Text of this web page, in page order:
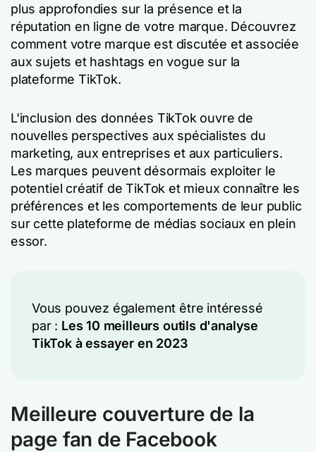
plus approfondies sur la présence et la
réputation en ligne de votre marque. Découvrez
comment votre marque est discutée et associée
aux sujets et hashtags en vogue sur la
plateforme TikTok.
L'inclusion des données TikTok ouvre de
nouvelles perspectives aux spécialistes du
marketing, aux entreprises et aux particuliers.
Les marques peuvent désormais exploiter le
potentiel créatif de TikTok et mieux connaître les
préférences et les comportements de leur public
sur cette plateforme de médias sociaux en plein
essor.
Vous pouvez également être intéressé
par : Les 10 meilleurs outils d'analyse
TikTok à essayer en 2023
Meilleure couverture de la
page fan de Facebook